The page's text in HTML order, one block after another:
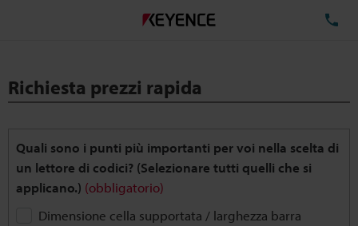
Richiesta prezzi rapida
Quali sono i punti più importanti per voi nella scelta di
un lettore di codici? (Selezionare tutti quelli che si
applicano.) (obbligatorio)
Dimensione cella supportata / larghezza barra